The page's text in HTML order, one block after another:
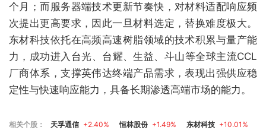
个月；而服务器端技术更新节奏快，对材料适配响应频
次提出更高要求，因此一旦材料选定，替换难度极大。
东材科技依托在高频高速树脂领域的技术积累与量产能
力，成功进入台光、台耀、生益、斗山等全球主流CCL
厂商体系，支撑英伟达终端产品需求，表现出强供应稳
定性与快速响应能力，具备长期渗透高端市场的能力。
相关个股： 天孚通信 +2.40% 恒林股份 +1.49% 东材科技 +10.01%